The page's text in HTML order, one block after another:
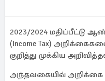
2023/2024 மதிப்பீட்டு
(Income Tax)
குறித்து முக்கிய
அந்தவகையிவ் அறிக்கை